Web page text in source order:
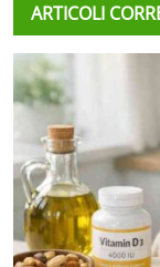
ARTICOLI